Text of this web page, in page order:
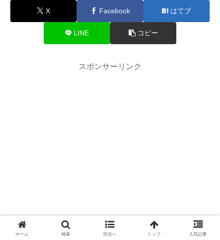
X Facebook はてブ
LINE コピー
スポンサーリンク
ホーム 検索 目次へ トップ 人気記事